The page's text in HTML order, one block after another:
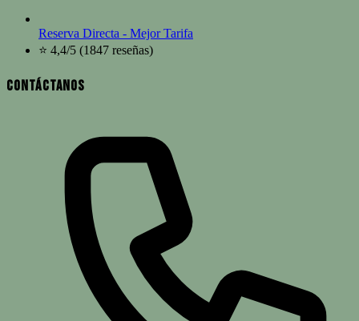
Reserva Directa - Mejor Tarifa
⭐ 4,4/5 (1847 reseñas)
Contáctanos